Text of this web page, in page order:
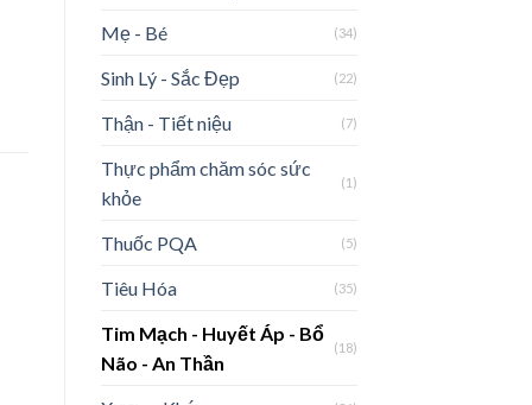
Mẹ - Bé (34)
Sinh Lý - Sắc Đẹp (22)
Thận - Tiết niệu (7)
Thực phẩm chăm sóc sức
khỏe
(1)
Thuốc PQA (5)
Tiêu Hóa (35)
Tim Mạch - Huyết Áp - Bổ
Não - An Thần
(18)